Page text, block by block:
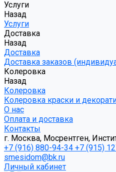
Услуги
Назад
Услуги
Доставка
Назад
Доставка
Доставка заказов
Колеровка
Назад
Колеровка
Колеровка краски и
О нас
Оплата и доставка
Контакты
г. Москва, Мосрентген,
+7 (916) 880-94-34 +7 (915)
smesidom@bk.ru
Личный кабинет